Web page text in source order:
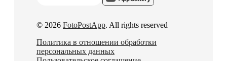
© 2026 FotoPostApp. All rights reserved
Политика в отношении обработки
персональных данных